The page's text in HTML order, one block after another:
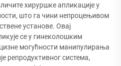
хируршке апликације у
што га чини непроцењивом
установе. Овај
се у гинеколошким
могућности манипулирања
репродуктивног система,